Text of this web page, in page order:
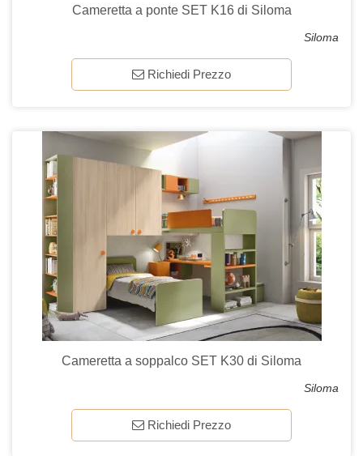
Cameretta a ponte SET K16 di Siloma
Siloma
Richiedi Prezzo
Cameretta a soppalco SET K30 di Siloma
Siloma
Richiedi Prezzo